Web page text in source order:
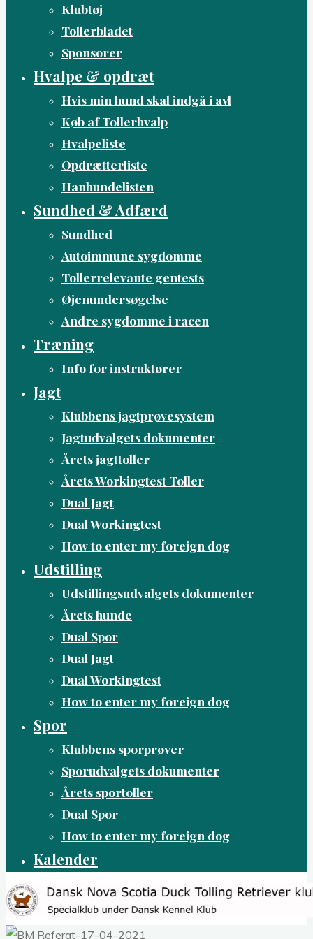
Klubtøj
Tollerbladet
Sponsorer
Hvalpe & opdræt
Hvis min hund skal indgå i avl
Køb af Tollerhvalp
Hvalpeliste
Opdrætterliste
Hanhundelisten
Sundhed & Adfærd
Sundhed
Autoimmune sygdomme
Tollerrelevante gentests
Øjenundersøgelse
Andre sygdomme i racen
Træning
Info for instruktører
Jagt
Klubbens jagtprøvesystem
Jagtudvalgets dokumenter
Årets jagttoller
Årets Workingtest Toller
Dual Jagt
Dual Workingtest
How to enter my foreign dog
Udstilling
Udstillingsudvalgets dokumenter
Årets hunde
Dual Spor
Dual Jagt
Dual Workingtest
How to enter my foreign dog
Spor
Klubbens sporprøver
Sporudvalgets dokumenter
Årets sportoller
Dual Spor
How to enter my foreign dog
Kalender